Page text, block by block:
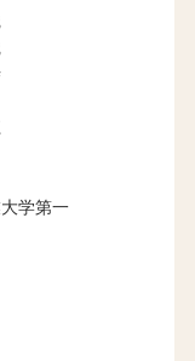
学第一